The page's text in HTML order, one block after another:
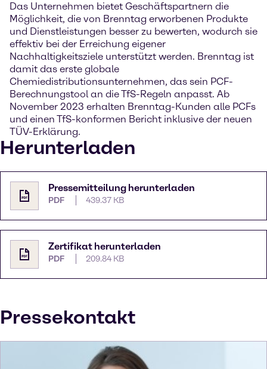
Das Unternehmen bietet Geschäftspartnern die
Möglichkeit, die von Brenntag erworbenen Produkte
und Dienstleistungen besser zu bewerten, wodurch sie
effektiv bei der Erreichung eigener
Nachhaltigkeitsziele unterstützt werden. Brenntag ist
damit das erste globale
Chemiedistributionsunternehmen, das sein PCF-
Berechnungstool an die TfS-Regeln anpasst. Ab
November 2023 erhalten Brenntag-Kunden alle PCFs
und einen TfS-konformen Bericht inklusive der neuen
TÜV-Erklärung.
Herunterladen
Pressemitteilung herunterladen
PDF 439.37 KB
Zertifikat herunterladen
PDF 209.84 KB
Pressekontakt